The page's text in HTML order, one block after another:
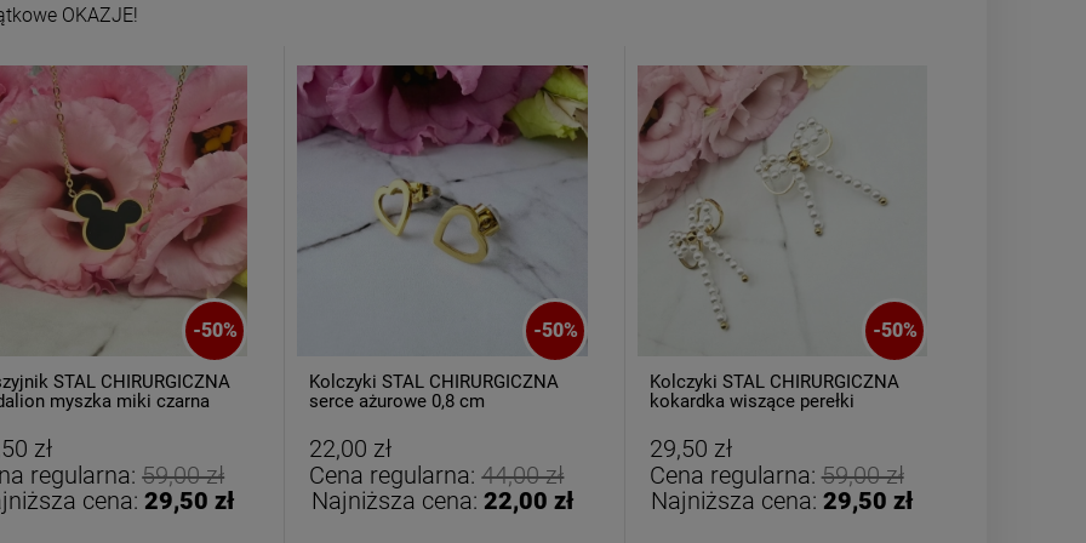
srebrna STAL
cyrkonie
koniczyny kryształki
Bransoletka srebrna STAL
CHIRURGICZNA jodełka
cyrkonie
OKAZJE!
-50%
STAL CHIRURGICZNA
myszka miki czarna
zł
regularna:59,00 zł
cena: 29,50 zł
-50%
Kolczyki STAL CHIRURGICZNA
serce ażurowe 0,8 cm
22,00 zł
Cena regularna:44,00 zł
Najniższa cena: 22,00 zł
-50%
Kolczyki STAL CHIRURGICZNA
kokardka wiszące perełki
29,50 zł
Cena regularna:59,00 zł
Najniższa cena:29,50 zł